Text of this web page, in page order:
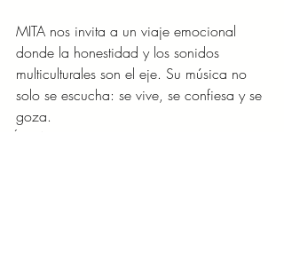
MITA nos invita a un viaje emocional
donde la honestidad y los sonidos
multiculturales son el eje. Su música no
solo se escucha: se vive, se confiesa y se
goza.